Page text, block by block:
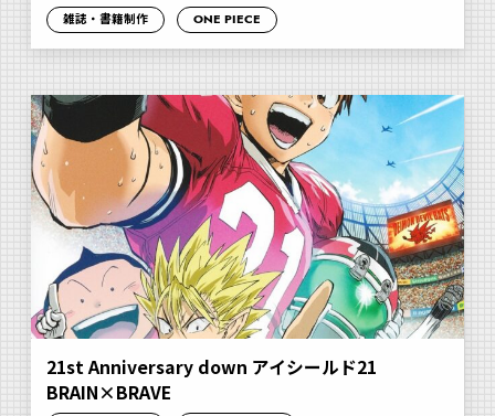
雑誌・書籍制作 ONE PIECE
21st Anniversary down アイシールド21
BRAIN×BRAVE